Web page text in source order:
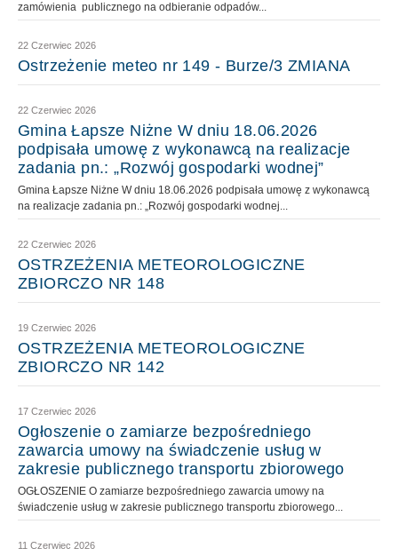
zamówienia publicznego na odbieranie odpadów...
22 Czerwiec 2026
Ostrzeżenie meteo nr 149 - Burze/3 ZMIANA
22 Czerwiec 2026
Gmina Łapsze Niżne W dniu 18.06.2026
podpisała umowę z wykonawcą na realizacje
zadania pn.: „Rozwój gospodarki wodnej”
Gmina Łapsze Niżne W dniu 18.06.2026 podpisała umowę z wykonawcą
na realizacje zadania pn.: „Rozwój gospodarki wodnej...
22 Czerwiec 2026
OSTRZEŻENIA METEOROLOGICZNE
ZBIORCZO NR 148
19 Czerwiec 2026
OSTRZEŻENIA METEOROLOGICZNE
ZBIORCZO NR 142
17 Czerwiec 2026
Ogłoszenie o zamiarze bezpośredniego
zawarcia umowy na świadczenie usług w
zakresie publicznego transportu zbiorowego
OGŁOSZENIE O zamiarze bezpośredniego zawarcia umowy na
świadczenie usług w zakresie publicznego transportu zbiorowego...
11 Czerwiec 2026